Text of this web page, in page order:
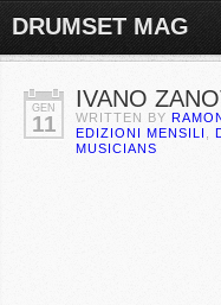
DRUMSET MAG
GEN
11
IVANO
WRITTEN BY
EDIZIONI MENSILI
MUSICIANS